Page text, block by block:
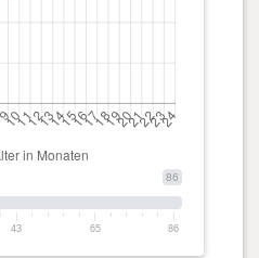
86
43 65 86